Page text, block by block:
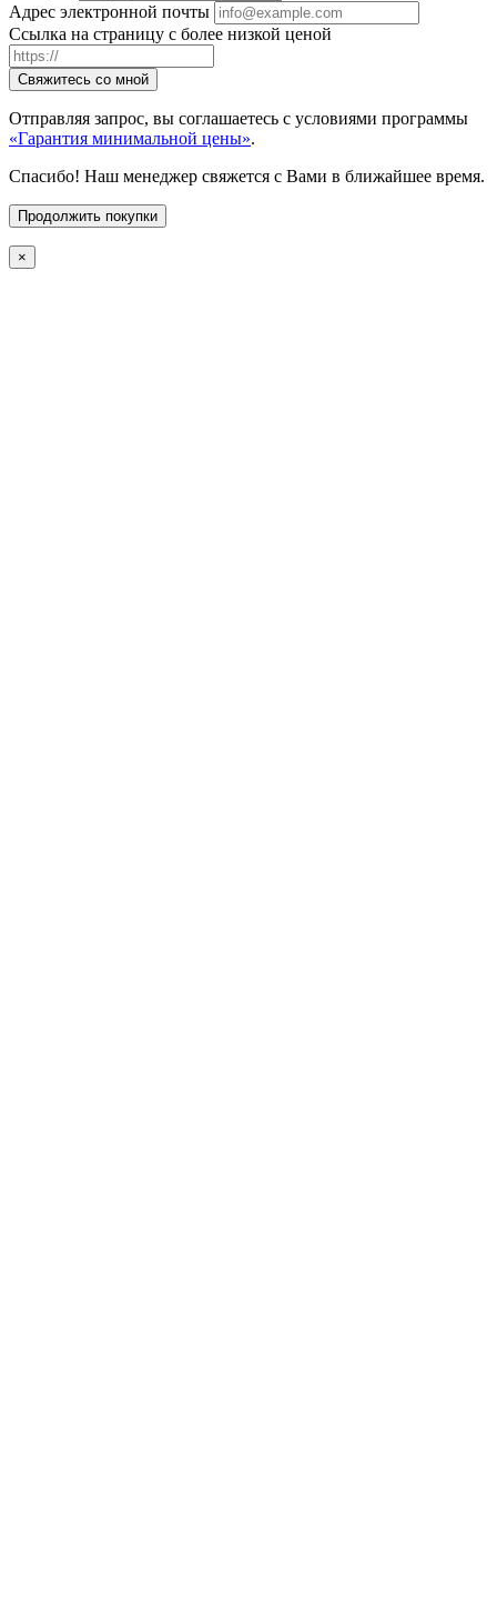
Адрес электронной почты
Ссылка на страницу с более низкой ценой
Свяжитесь со мной
Отправляя запрос, вы соглашаетесь с условиями программы
«Гарантия минимальной цены».
Спасибо! Наш менеджер свяжется с Вами в ближайшее время.
Продолжить покупки
×